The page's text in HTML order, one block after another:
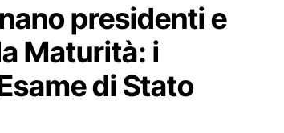
presidenti e
Maturità: i
di Stato